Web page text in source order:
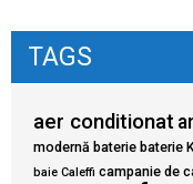
TAGS
aer conditionat
modernă baterie baterie
baie Caleffi campanie de